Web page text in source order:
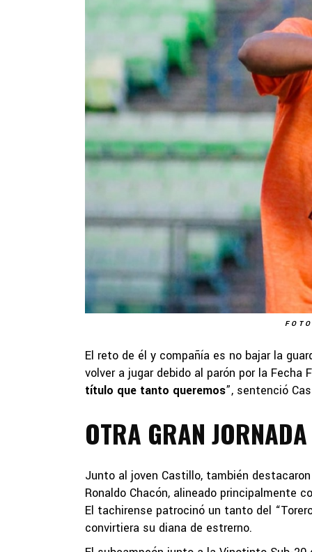
El reto de él y compañía es no bajar la
volver a jugar debido al parón por la Fecha
título que tanto queremos”, sentenció
OTRA GRAN JORNADA
Junto al joven Castillo, también
Ronaldo Chacón, alineado principalmente
El tachirense patrocinó un tanto del
convirtiera su diana de estrerno.